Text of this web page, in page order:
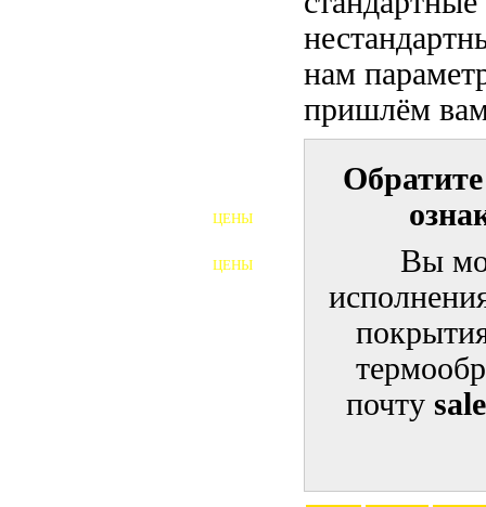
нам
пришлём
Вы
почту
ЦЕНЫ
ЦЕНЫ